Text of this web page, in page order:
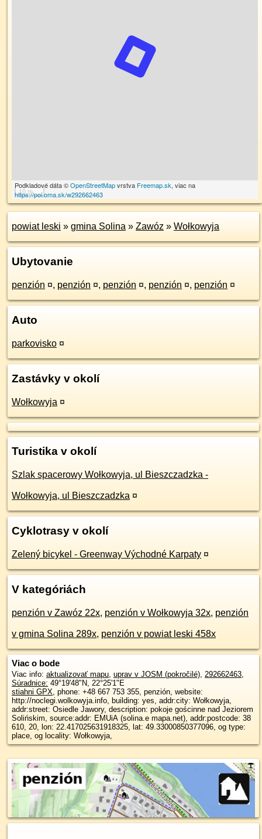
10 m
Podkladové dáta ©OpenStreetMapvrstva Freemap.sk, viac na
https://poi.oma.sk/w292662463
powiat leski » gmina Solina » Zawóz » Wołkowyja
Ubytovanie
penzión ¤, penzión ¤, penzión ¤, penzión ¤, penzión ¤
Auto
parkovisko ¤
Zastávky v okolí
Wołkowyja ¤
Turistika v okolí
Szlak spacerowy Wołkowyja, ul Bieszczadzka -
Wołkowyja, ul Bieszczadzka ¤
Cyklotrasy v okolí
Zelený bicykel - Greenway Východné Karpaty ¤
V kategóriách
penzión v Zawóz 22x, penzión v Wołkowyja 32x, penzión
v gmina Solina 289x, penzión v powiat leski 458x
Viac o bode
Viac info: aktualizovať mapu, uprav v JOSM (pokročilé), 292662463,
Súradnice: 49°19'48"N, 22°25'1"E
stiahni GPX, phone: +48 667 753 355, penzión, website:
http://noclegi.wolkowyja.info, building: yes, addr:city: Wołkowyja,
addr:street: Osiedle Jawory, description: pokoje gościnne nad Jeziorem
Solińskim, source:addr: EMUiA (solina.e mapa.net), addr:postcode: 38
610, 20, lon: 22.417025631918325, lat: 49.33000850377096, og type:
place, og locality: Wołkowyja,